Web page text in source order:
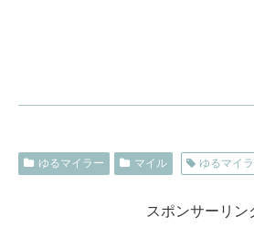
ゆるマイラー マイル ゆるマイ
スポンサーリン